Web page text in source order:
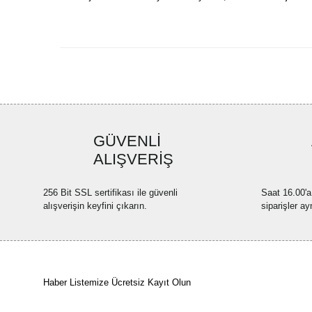
GÜVENLİ
ALIŞVERİŞ
256 Bit SSL sertifikası ile güvenli
alışverişin keyfini çıkarın.
Saat
siparişler
Haber Listemize Ücretsiz Kayıt Olun